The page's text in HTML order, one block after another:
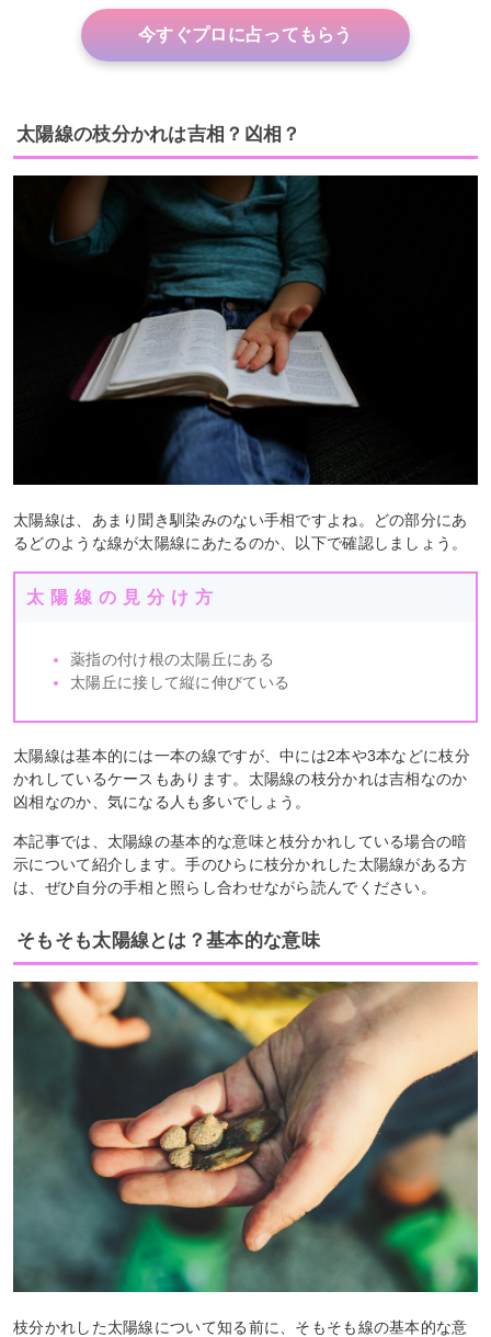
今すぐプロに占ってもらう
太陽線の枝分かれは吉相？凶相？
太陽線は、あまり聞き馴染みのない手相ですよね。どの部分にあ
るどのような線が太陽線にあたるのか、以下で確認しましょう。
太陽線の見分け方
薬指の付け根の太陽丘にある
太陽丘に接して縦に伸びている
太陽線は基本的には一本の線ですが、中には2本や3本などに枝分
かれしているケースもあります。太陽線の枝分かれは吉相なのか
凶相なのか、気になる人も多いでしょう。
本記事では、太陽線の基本的な意味と枝分かれしている場合の暗
示について紹介します。手のひらに枝分かれした太陽線がある方
は、ぜひ自分の手相と照らし合わせながら読んでください。
そもそも太陽線とは？基本的な意味
枝分かれした太陽線について知る前に、そもそも線の基本的な意